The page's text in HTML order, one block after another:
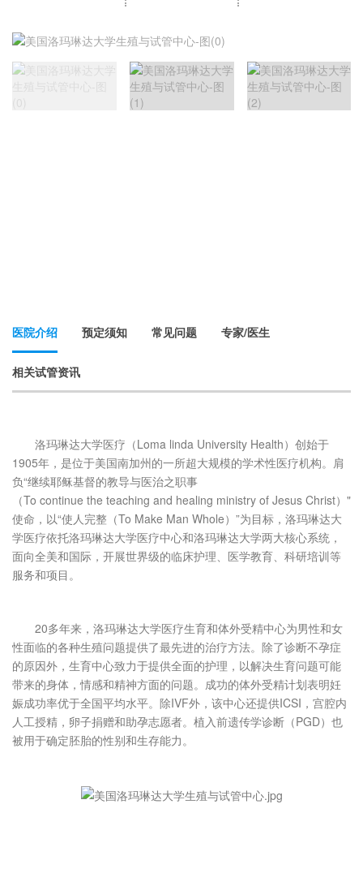
医院介绍 预定须知 常见问题 专家/医生
相关试管资讯
洛玛琳达大学医疗（Loma linda University Health）创始于
1905年，是位于美国南加州的一所超大规模的学术性医疗机构。肩
负“继续耶稣基督的教导与医治之职事
（To continue the teaching and healing ministry of Jesus Christ）"的
使命，以“使人完整（To Make Man Whole）”为目标，洛玛琳达大
学医疗依托洛玛琳达大学医疗中心和洛玛琳达大学两大核心系统，
面向全美和国际，开展世界级的临床护理、医学教育、科研培训等
服务和项目。
20多年来，洛玛琳达大学医疗生育和体外受精中心为男性和女
性面临的各种生殖问题提供了最先进的治疗方法。除了诊断不孕症
的原因外，生育中心致力于提供全面的护理，以解决生育问题可能
带来的身体，情感和精神方面的问题。成功的体外受精计划表明妊
娠成功率优于全国平均水平。除IVF外，该中心还提供ICSI，宫腔内
人工授精，卵子捐赠和助孕志愿者。植入前遗传学诊断（PGD）也
被用于确定胚胎的性别和生存能力。